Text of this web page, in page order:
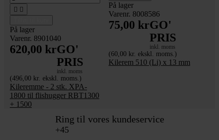
 
På lager
Varenr. 8901040
620,00 krGO'
PRIS
inkl. moms
(496,00 kr. ekskl. moms.)
Kileremme - 2 stk. XPA-
1800 til flishugger RBT1300
+ 1500
På lager
Varenr. 8008586
75,00 krGO'
PRIS
inkl. moms
(60,00 kr. ekskl. moms.)
Kilerem 510 (Li) x 13 mm
Ring til vores kundeservice
+45